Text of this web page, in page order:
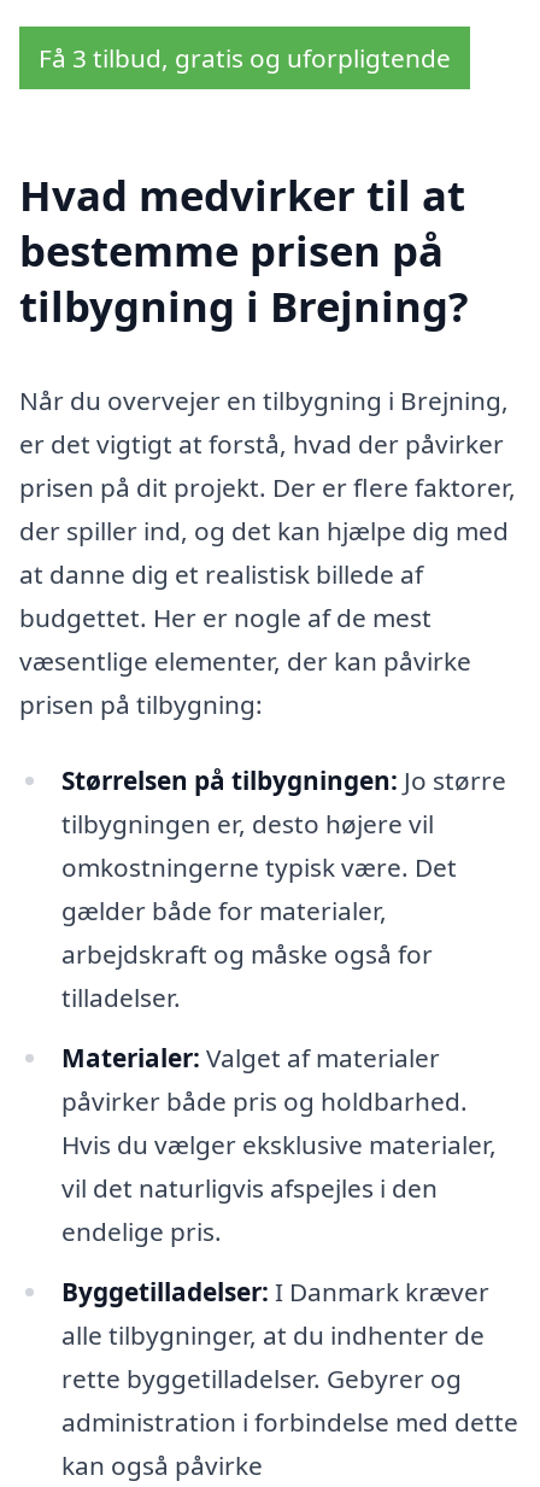
Få 3 tilbud, gratis og uforpligtende
Hvad medvirker til at
bestemme prisen på
tilbygning i Brejning?
Når du overvejer en tilbygning i Brejning,
er det vigtigt at forstå, hvad der påvirker
prisen på dit projekt. Der er flere faktorer,
der spiller ind, og det kan hjælpe dig med
at danne dig et realistisk billede af
budgettet. Her er nogle af de mest
væsentlige elementer, der kan påvirke
prisen på tilbygning:
Størrelsen på tilbygningen: Jo større
tilbygningen er, desto højere vil
omkostningerne typisk være. Det
gælder både for materialer,
arbejdskraft og måske også for
tilladelser.
Materialer: Valget af materialer
påvirker både pris og holdbarhed.
Hvis du vælger eksklusive materialer,
vil det naturligvis afspejles i den
endelige pris.
Byggetilladelser: I Danmark kræver
alle tilbygninger, at du indhenter de
rette byggetilladelser. Gebyrer og
administration i forbindelse med dette
kan også påvirke